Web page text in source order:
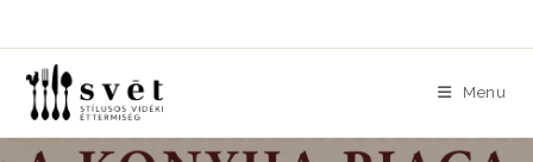
content
Menu